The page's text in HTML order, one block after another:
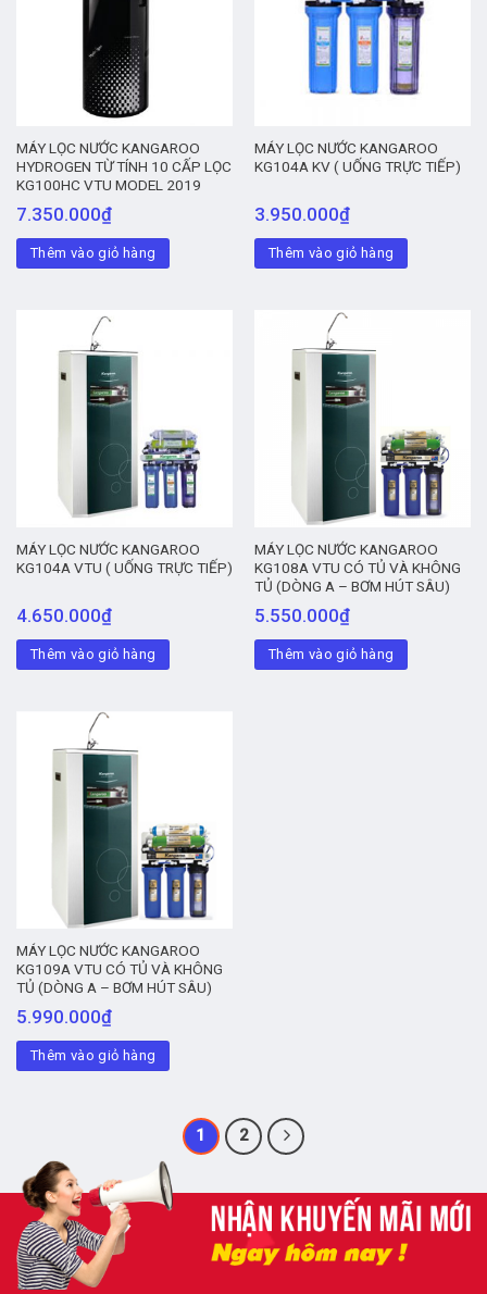
MÁY LỌC NƯỚC KANGAROO
HYDROGEN TỪ TÍNH 10 CẤP LỌC
KG100HC VTU MODEL 2019
7.350.000₫
Thêm vào giỏ hàng
MÁY LỌC NƯỚC KANGAROO
KG104A KV ( UỐNG TRỰC TIẾP)
3.950.000₫
Thêm vào giỏ hàng
MÁY LỌC NƯỚC KANGAROO
KG104A VTU ( UỐNG TRỰC TIẾP)
4.650.000₫
Thêm vào giỏ hàng
MÁY LỌC NƯỚC KANGAROO
KG108A VTU CÓ TỦ VÀ KHÔNG
TỦ (DÒNG A – BƠM HÚT SÂU)
5.550.000₫
Thêm vào giỏ hàng
MÁY LỌC NƯỚC KANGAROO
KG109A VTU CÓ TỦ VÀ KHÔNG
TỦ (DÒNG A – BƠM HÚT SÂU)
5.990.000₫
Thêm vào giỏ hàng
1 2